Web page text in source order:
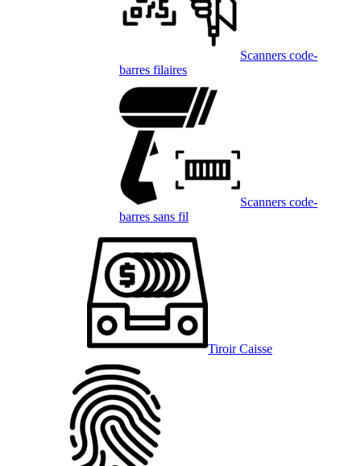
Scanners code-
barres filaires
Scanners code-
barres sans fil
Tiroir Caisse